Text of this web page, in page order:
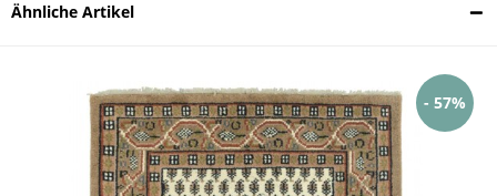
Ähnliche Artikel
- 57%